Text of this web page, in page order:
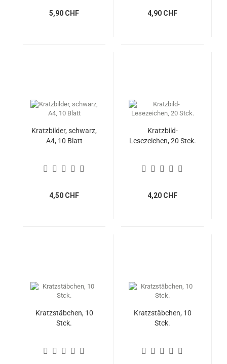
5,90 CHF 4,90 CHF
Kratzbilder, schwarz,
A4, 10 Blatt
4,50 CHF
Kratzbild-
Lesezeichen, 20 Stck.
4,20 CHF
Kratzstäbchen, 10
Stck.
Kratzstäbchen, 10
Stck.